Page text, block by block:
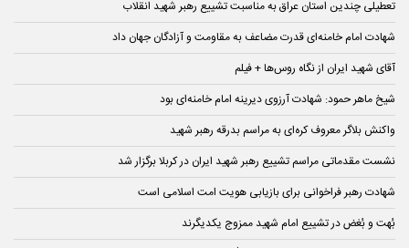
تعطیلی چندین استان عراق به مناسبت تشییع رهبر شهید انقلاب
شهادت امام خامنه‌ای قدرت مضاعف به مقاومت و آزادگان جهان داد
آقای شهید ایران از نگاه روس‌ها + فیلم
شیخ ماهر حمود: شهادت آرزوی دیرینه امام خامنه‌ای بود
واکنش بلاگر معروف کره‌ای به مراسم بدرقه رهبر شهید
نشست مقدماتی مراسم تشییع رهبر شهید ایران در کربلا برگزار شد
شهادت رهبر فراخوانی برای بازیابی هویت امت اسلامی است
بُهت و بُغض در تشییع امام شهید ممزوج یکدیگرند